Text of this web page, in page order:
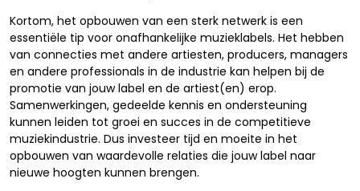
Kortom, het opbouwen van een sterk netwerk is een
essentiële tip voor onafhankelijke muzieklabels. Het hebben
van connecties met andere artiesten, producers, managers
en andere professionals in de industrie kan helpen bij de
promotie van jouw label en de artiest(en) erop.
Samenwerkingen, gedeelde kennis en ondersteuning
kunnen leiden tot groei en succes in de competitieve
muziekindustrie. Dus investeer tijd en moeite in het
opbouwen van waardevolle relaties die jouw label naar
nieuwe hoogten kunnen brengen.